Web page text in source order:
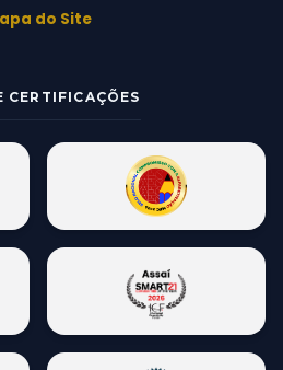
do Site
CERTIFICAÇÕES